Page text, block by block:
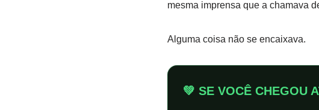
mesma imprensa que a chamava
Alguma coisa não se encaixava.
💚 SE VOCÊ CHEGOU